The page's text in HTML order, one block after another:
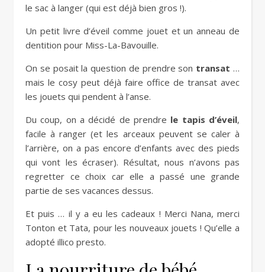
le sac à langer (qui est déjà bien gros !).
Un petit livre d’éveil comme jouet et un anneau de
dentition pour Miss-La-Bavouille.
On se posait la question de prendre son transat …
mais le cosy peut déjà faire office de transat avec
les jouets qui pendent à l’anse.
Du coup, on a décidé de prendre le tapis d’éveil,
facile à ranger (et les arceaux peuvent se caler à
l’arrière, on a pas encore d’enfants avec des pieds
qui vont les écraser). Résultat, nous n’avons pas
regretter ce choix car elle a passé une grande
partie de ses vacances dessus.
Et puis … il y a eu les cadeaux ! Merci Nana, merci
Tonton et Tata, pour les nouveaux jouets ! Qu’elle a
adopté illico presto.